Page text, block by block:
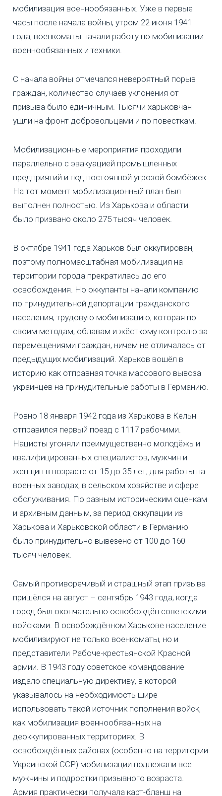
мобилизация военнообязанных. Уже в первые
часы после начала войны, утром 22 июня 1941
года, военкоматы начали работу по мобилизации
военнообязанных и техники.
С начала войны отмечался невероятный порыв
граждан, количество случаев уклонения от
призыва было единичным. Тысячи харьковчан
ушли на фронт добровольцами и по повесткам.
Мобилизационные мероприятия проходили
параллельно с эвакуацией промышленных
предприятий и под постоянной угрозой бомбёжек.
На тот момент мобилизационный план был
выполнен полностью. Из Харькова и области
было призвано около 275 тысяч человек.
В октябре 1941 года Харьков был оккупирован,
поэтому полномасштабная мобилизация на
территории города прекратилась до его
освобождения. Но оккупанты начали компанию
по принудительной депортации гражданского
населения, трудовую мобилизацию, которая по
своим методам, облавам и жёсткому контролю за
перемещениями граждан, ничем не отличалась от
предыдущих мобилизаций. Харьков вошёл в
историю как отправная точка массового вывоза
украинцев на принудительные работы в Германию.
Ровно 18 января 1942 года из Харькова в Кельн
отправился первый поезд с 1117 рабочими.
Нацисты угоняли преимущественно молодёжь и
квалифицированных специалистов, мужчин и
женщин в возрасте от 15 до 35 лет, для работы на
военных заводах, в сельском хозяйстве и сфере
обслуживания. По разным историческим оценкам
и архивным данным, за период оккупации из
Харькова и Харьковской области в Германию
было принудительно вывезено от 100 до 160
тысяч человек.
Самый противоречивый и страшный этап призыва
пришёлся на август – сентябрь 1943 года, когда
город был окончательно освобождён советскими
войсками. В освобождённом Харькове население
мобилизируют не только военкоматы, но и
представители Рабоче-крестьянской Красной
армии. В 1943 году советское командование
издало специальную директиву, в которой
указывалось на необходимость шире
использовать такой источник пополнения войск,
как мобилизация военнообязанных на
деоккупированных территориях. В
освобождённых районах (особенно на территории
Украинской ССР) мобилизации подлежали все
мужчины и подростки призывного возраста.
Армия практически получала карт-бланш на